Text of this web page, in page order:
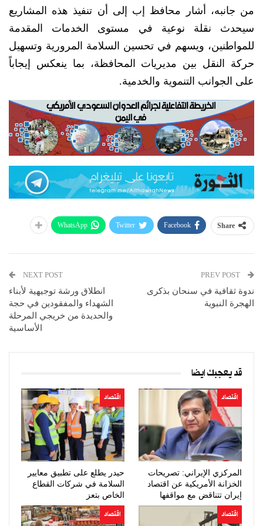
من جانبه، أشار محافظ إب إلى أن تنفيذ هذه المشاريع
سيحدث نقلة نوعية في مستوى الخدمات المقدمة
للمواطنين، ويسهم في تحسين السلامة المرورية وتسهيل
حركة النقل بين مديريات المحافظة، بما ينعكس إيجاباً
على الجوانب التنموية والخدمية.
Share
Facebook
Twitter
WhatsApp
ندوة ثقافية في سنحان بذكرى
الهجرة النبوية
NEXT POST
انطلاق ورشة توجيهية لأبناء
الشهداء والمفقودين في حجة
والحديدة من خريجي المرحلة
الأساسية
قد يعجبك ايضا
اقتصاد
المركزي الإيراني: تصريحات
الخزانة الأمريكية عن اقتصاد
إيران تتناقض مع مواقفها
السابقة
اقتصاد
حيدر يطلع على تطبيق معايير
السلامة في شركات القطاع
الخاص بتعز
اقتصاد اقتصاد